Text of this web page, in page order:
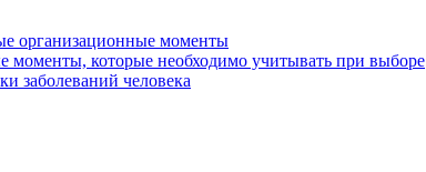
организационные моменты
которые необходимо учитывать при выборе
заболеваний человека